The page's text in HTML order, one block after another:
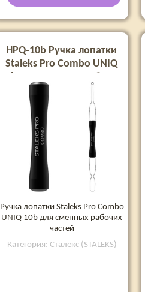
HPQ-10b Ручка лопатки
Staleks Pro Combo UNIQ
10b для сменных рабочих
Ручка лопатки Staleks Pro Combo
UNIQ 10b для сменных рабочих
частей
Категория: Сталекс (STALEKS)